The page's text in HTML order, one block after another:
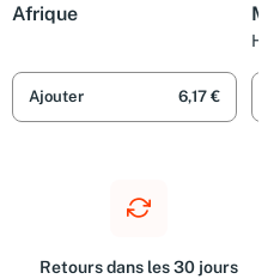
Afrique
Ajouter 6,17 €
Retours dans les 30 jours